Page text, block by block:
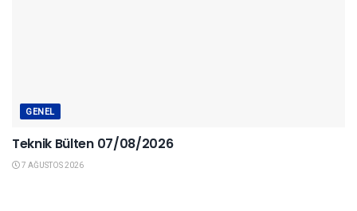
GENEL
Teknik Bülten 07/08/2026
7 AĞUSTOS 2026